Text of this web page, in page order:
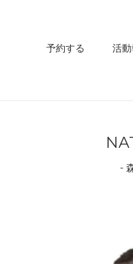
予約する 活
-